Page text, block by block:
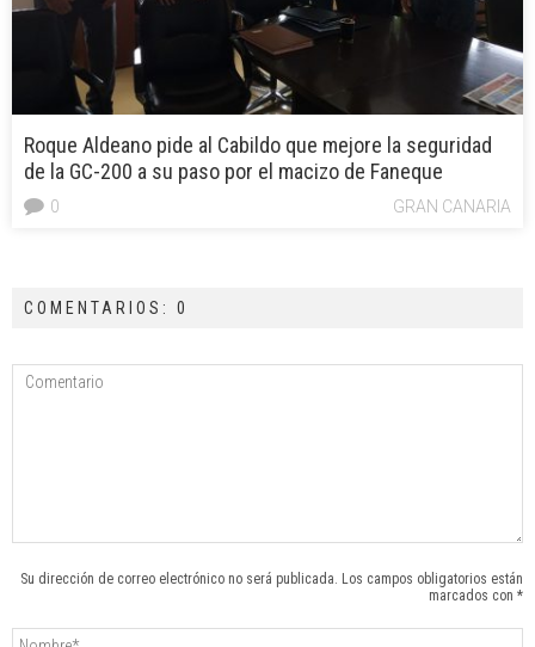
Roque Aldeano pide al Cabildo que mejore la seguridad
de la GC-200 a su paso por el macizo de Faneque
GRAN CANARIA
0
COMENTARIOS: 0
Su dirección de correo electrónico no será publicada. Los campos obligatorios están
marcados con *